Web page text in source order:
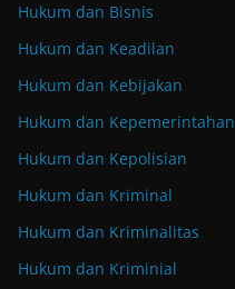
Hukum dan Bisnis
Hukum dan Keadilan
Hukum dan Kebijakan
Hukum dan Kepemerintahan
Hukum dan Kepolisian
Hukum dan Kriminal
Hukum dan Kriminalitas
Hukum dan Kriminial